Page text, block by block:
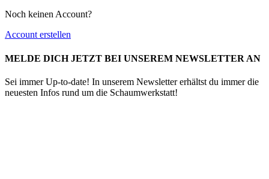
Noch keinen Account?
Account erstellen
MELDE DICH JETZT BEI UNSEREM NEWSLETTER AN
Sei immer Up-to-date! In unserem Newsletter erhältst du immer die
neuesten Infos rund um die Schaumwerkstatt!